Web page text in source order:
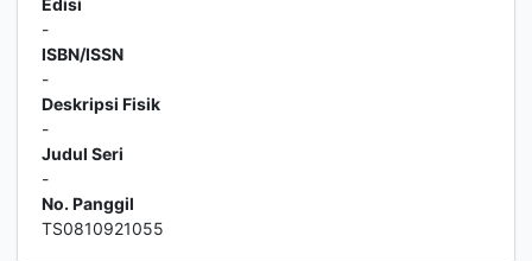
Edisi
-
ISBN/ISSN
-
Deskripsi Fisik
-
Judul Seri
-
No. Panggil
TS0810921055